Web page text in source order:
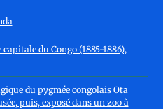
du Congo (1885-1886),
du pygmée congolais Ota
puis, exposé dans un zoo à